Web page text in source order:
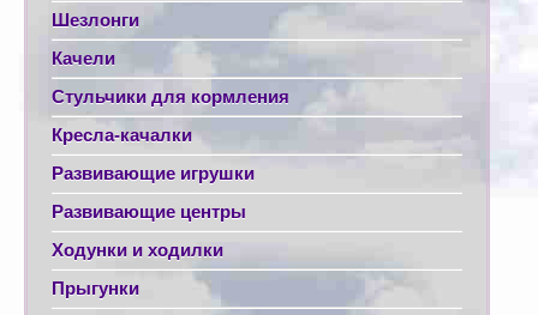
Шезлонги
Качели
Стульчики для кормления
Кресла-качалки
Развивающие игрушки
Развивающие центры
Ходунки и ходилки
Прыгунки